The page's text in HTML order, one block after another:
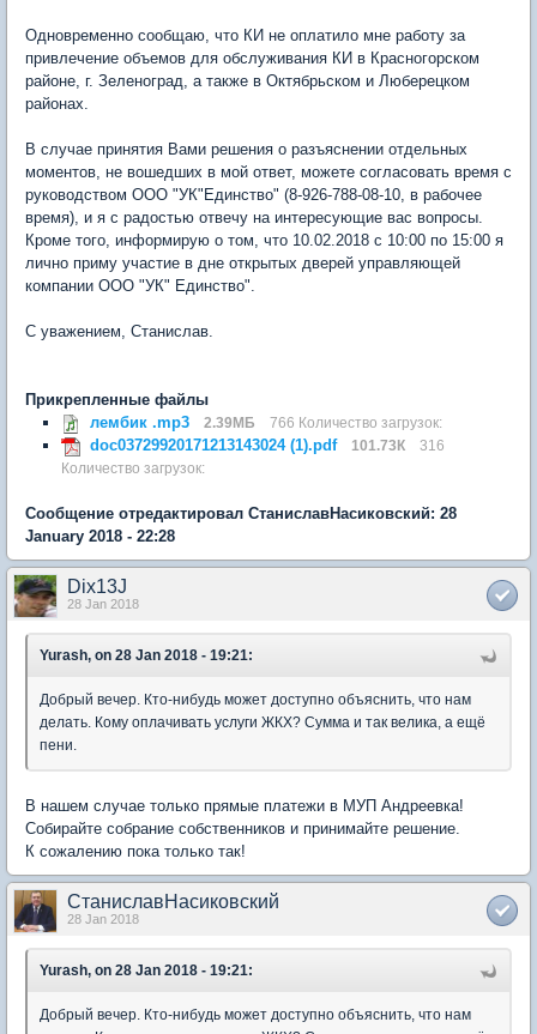
Одновременно сообщаю, что КИ не оплатило мне работу за
привлечение объемов для обслуживания КИ в Красногорском
районе, г. Зеленоград, а также в Октябрьском и Люберецком
районах.
В случае принятия Вами решения о разъяснении отдельных
моментов, не вошедших в мой ответ, можете согласовать время с
руководством ООО "УК"Единство" (8-926-788-08-10, в рабочее
время), и я с радостью отвечу на интересующие вас вопросы.
Кроме того, информирую о том, что 10.02.2018 с 10:00 по 15:00 я
лично приму участие в дне открытых дверей управляющей
компании ООО "УК" Единство".
С уважением, Станислав.
Прикрепленные файлы
лембик .mp3
2.39МБ 766 Количество загрузок:
doc03729920171213143024 (1).pdf 101.73К
316
Количество загрузок:
Сообщение отредактировал СтаниславНасиковский: 28
January 2018 - 22:28
Dix13J
28 Jan 2018
Yurash, on 28 Jan 2018 - 19:21:
Добрый вечер. Кто-нибудь может доступно объяснить, что нам
делать. Кому оплачивать услуги ЖКХ? Сумма и так велика, а ещё
пени.
В нашем случае только прямые платежи в МУП Андреевка!
Собирайте собрание собственников и принимайте решение.
К сожалению пока только так!
СтаниславНасиковский
28 Jan 2018
Yurash, on 28 Jan 2018 - 19:21:
Добрый вечер. Кто-нибудь может доступно объяснить, что нам